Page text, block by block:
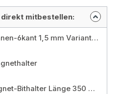
mitbestellen:
1/4" Bit L70 mm Innen-6kant 1,5 mm Variante: 1/4" Bit L70 mm Innen-6-kant 1,5 mm
1/4" EINHAND Magnet-Bithalter Länge 350 mm Variante: 1/4" EINHAND Magnet-Bithalter Länge 350 mm